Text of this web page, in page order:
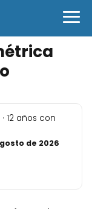
· 12 años con
de 2026